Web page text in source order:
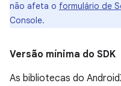
não afeta o formulário de
Console.
Versão mínima do SDK
As bibliotecas do